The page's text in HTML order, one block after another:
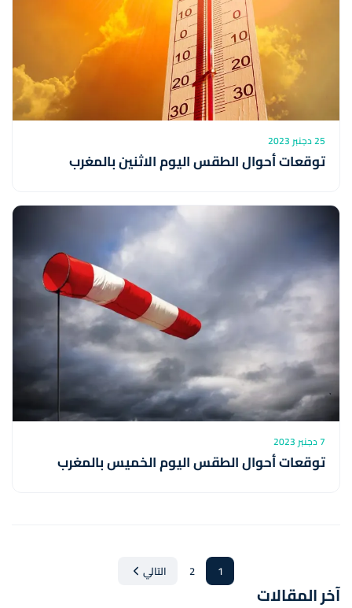
25 دجنبر 2023
توقعات أحوال الطقس اليوم الاثنين بالمغرب
7 دجنبر 2023
توقعات أحوال الطقس اليوم الخميس بالمغرب
1
2 التالي
آخر المقالات